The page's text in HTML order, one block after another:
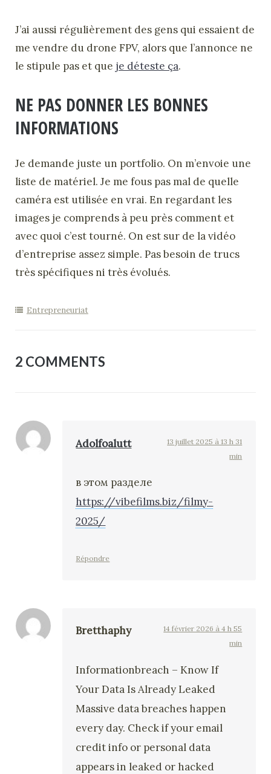
J’ai aussi régulièrement des gens qui essaient de
me vendre du drone FPV, alors que l’annonce ne
le stipule pas et que je déteste ça.
NE PAS DONNER LES BONNES
INFORMATIONS
Je demande juste un portfolio. On m’envoie une
liste de matériel. Je me fous pas mal de quelle
caméra est utilisée en vrai. En regardant les
images je comprends à peu près comment et
avec quoi c’est tourné. On est sur de la vidéo
d’entreprise assez simple. Pas besoin de trucs
très spécifiques ni très évolués.
Entrepreneuriat
2 COMMENTS
Adolfoalutt
13 juillet 2025 à 13 h 31
min
в этом разделе
https://vibefilms.biz/filmy-
2025/
Répondre
Bretthaphy
14 février 2026 à 4 h 55
min
Informationbreach – Know If
Your Data Is Already Leaked
Massive data breaches happen
every day. Check if your email
credit info or personal data
appears in leaked or hacked